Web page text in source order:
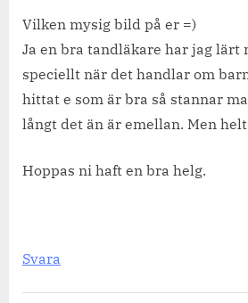
Vilken mysig bild på er =)
Ja en bra tandläkare har jag lärt
speciellt när det handlar om
hittat e som är bra så stannar
långt det än är emellan. Men
Hoppas ni haft en bra helg.
Svara